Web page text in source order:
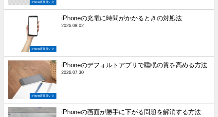
iPhone裏技使い方
iPhone裏技使い方
iPhoneの充電に時間がかかるときの対処法
2026.08.02
iPhone裏技使い方
iPhoneのデフォルトアプリで睡眠の質を高める方法
2026.07.30
iPhoneの画面が勝手に下がる問題を解消する方法